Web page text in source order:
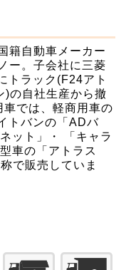
籍自動車メーカー
ー。子会社に三菱
ラック(F24アト
)の自社生産から撤
では、軽商用車の
トバンの「ADバ
ット」・ 「キャラ
車の「アトラス
で販売していま